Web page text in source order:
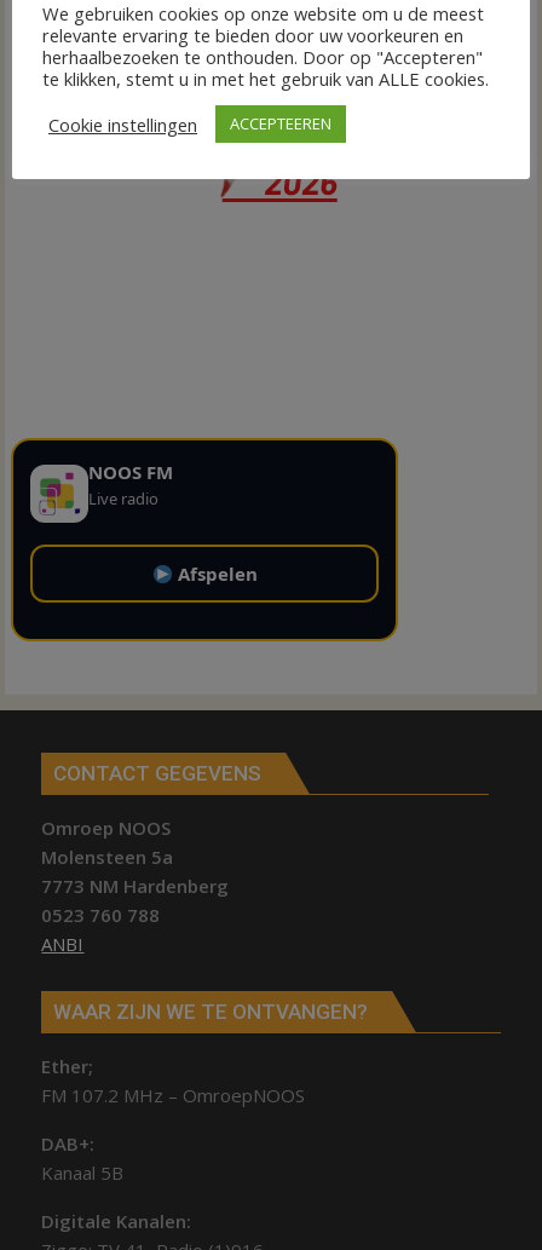
NOOS FM
Live radio
Afspelen
CONTACT GEGEVENS
Omroep NOOS
Molensteen 5a
7773 NM Hardenberg
0523 760 788
ANBI
WAAR ZIJN WE TE ONTVANGEN?
Ether;
FM 107.2 MHz – OmroepNOOS
DAB+:
Kanaal 5B
Digitale Kanalen:
We gebruiken cookies op onze website om u de meest
relevante ervaring te bieden door uw voorkeuren en
herhaalbezoeken te onthouden. Door op "Accepteren"
te klikken, stemt u in met het gebruik van ALLE cookies.
Cookie instellingen
ACCEPTEEREN